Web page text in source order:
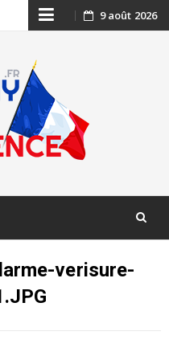
Skip
content
9 août 2026
verisure-